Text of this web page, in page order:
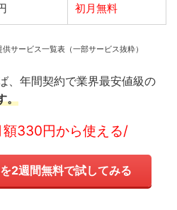
初月無料
サービス一覧表（一部サービス抜粋）
、年間契約で業界最安値級の
。
330円から使える/
2週間無料で試してみる